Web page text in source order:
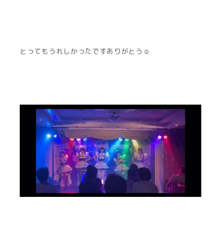
とってもうれしかったですありがとう☺︎